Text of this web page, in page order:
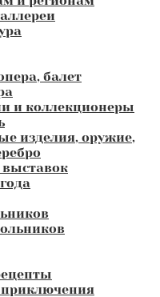
балет
и коллекционеры
изделия, оружие,
выставок